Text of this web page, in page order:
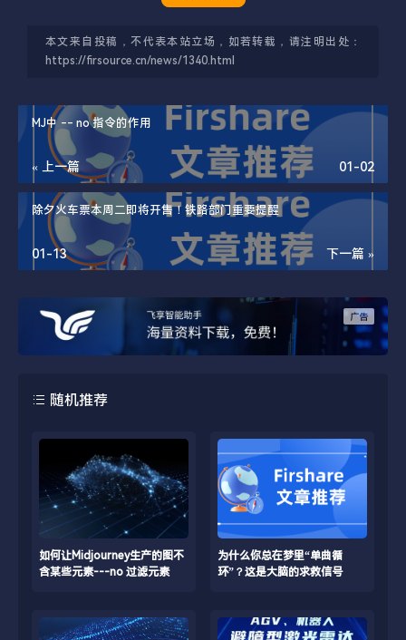
本文来自投稿，不代表本站立场，如若转载，请注明出处：
https://firsource.cn/news/1340.html
MJ中 -- no 指令的作用
« 上一篇 01-02
除夕火车票本周二即将开售！铁路部门重要提醒
下一篇 »
01-13
随机推荐
如何让Midjourney生产的图不
含某些元素---no 过滤元素
为什么你总在梦里“单曲循
环”？这是大脑的求救信号